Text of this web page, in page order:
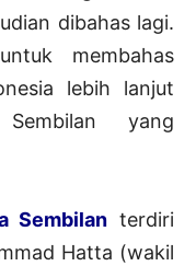
dibahas lagi.
membahas
lebih lanjut
yang
Sembilan terdiri
Hatta (wakil